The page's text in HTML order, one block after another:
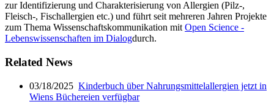
zur Identifizierung und Charakterisierung von Allergien (Pilz-,
Fleisch-, Fischallergien etc.) und führt seit mehreren Jahren Projekte
zum Thema Wissenschaftskommunikation mitOpen Science -
Lebenswissenschaften im Dialogdurch.
Related News
03/18/2025 Kinderbuch über Nahrungsmittelallergien jetzt in
Wiens Büchereien verfügbar